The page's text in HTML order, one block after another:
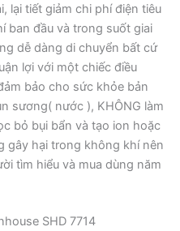
lại tiết giảm chi phí điện tiêu
ban đầu và trong suốt giai
dễ dàng di chuyển bất cứ
lợi với một chiếc điều
bảo cho sức khỏe bản
sương( nước ), KHÔNG làm
bỏ bụi bẩn và tạo ion hoặc
gây hại trong không khí nên
tìm hiểu và mua dùng năm
SHD 7714